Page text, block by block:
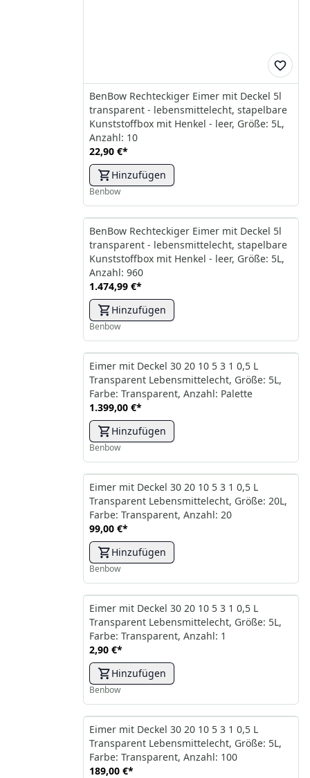
BenBow Rechteckiger Eimer mit Deckel 5l
transparent - lebensmittelecht, stapelbare
Kunststoffbox mit Henkel - leer, Größe: 5L,
Anzahl: 10
22,90 €*
Hinzufügen
Benbow
BenBow Rechteckiger Eimer mit Deckel 5l
transparent - lebensmittelecht, stapelbare
Kunststoffbox mit Henkel - leer, Größe: 5L,
Anzahl: 960
1.474,99 €*
Hinzufügen
Benbow
Eimer mit Deckel 30 20 10 5 3 1 0,5 L
Transparent Lebensmittelecht, Größe: 5L,
Farbe: Transparent, Anzahl: Palette
1.399,00 €*
Hinzufügen
Benbow
Eimer mit Deckel 30 20 10 5 3 1 0,5 L
Transparent Lebensmittelecht, Größe: 20L,
Farbe: Transparent, Anzahl: 20
99,00 €*
Hinzufügen
Benbow
Eimer mit Deckel 30 20 10 5 3 1 0,5 L
Transparent Lebensmittelecht, Größe: 5L,
Farbe: Transparent, Anzahl: 1
2,90 €*
Hinzufügen
Benbow
Eimer mit Deckel 30 20 10 5 3 1 0,5 L
Transparent Lebensmittelecht, Größe: 5L,
Farbe: Transparent, Anzahl: 100
189,00 €*